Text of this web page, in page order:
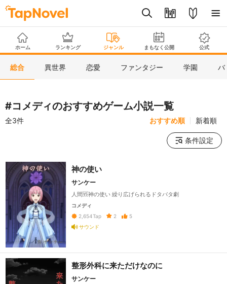
ホーム ランキング ジャンル まもなく公開 公式
総合 異世界 恋愛 ファンタジー 学園 バ
#コメディのおすすめゲーム小説一覧
全3件 おすすめ順 新着順
条件設定
神の使い
サンケー
人間🆚神の使い 繰り広げられるドタバタ劇
コメディ
2,654Tap 2
5
サウンド
整形外科に来ただけなのに
サンケー